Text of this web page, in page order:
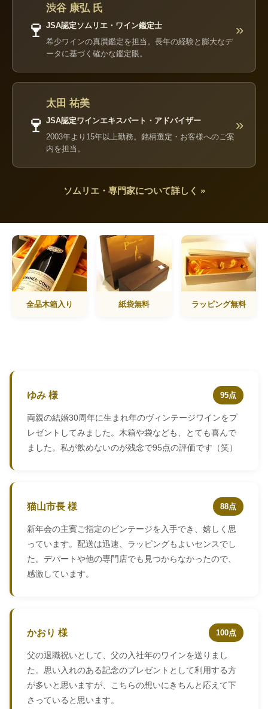
🍷
渋谷 康弘 氏
JSA認定ソムリエ・ワイン鑑定士
希少ワインの真贋鑑定を担当。長年の経験と膨大なデ
ータに基づく確かな鑑定眼。
»
🍷
太田 祐美
JSA認定ワインエキスパート・アドバイザー
2003年より15年以上勤務。銘柄選定・お客様へのご案
内を担当。
»
ソムリエ・専門家について詳しく »
全品木箱入り 紙袋無料 ラッピング無料
ゆみ 様 95点
両親の結婚30周年に生まれ年のヴィンテージワインをプ
レゼントしてみました。木箱や袋なども、とても喜んで
ました。私が飲めないのが残念で95点の評価です（笑）
猫山市長 様 88点
新年会の主賓ご指定のビンテージを入手でき、嬉しく思
っています。配送は迅速、ラッピングもよいセンスでし
た。デパートや他の専門店でも見つからなかったので、
感激しています。
かおり 様 100点
父の退職祝いとして、父の入社年のワインを送りまし
た。思い入れのある記念のプレゼントとして利用する方
が多いと思いますが、こちらの想いにきちんと応えて下
さっていると思います。